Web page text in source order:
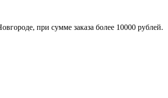
при сумме заказа более 10000 рублей.